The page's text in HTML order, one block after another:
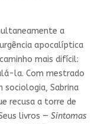
a
apocalíptica
mais difícil:
la. Com mestrado
Sabrina
recusa a torre de
livros — Sintomas